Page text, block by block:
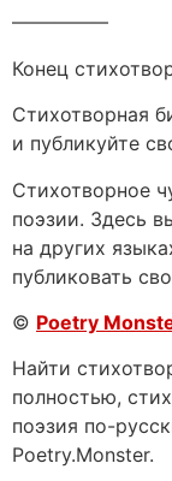
—————
Конец
Стихотворная
и публикуйте
Стихотворное
поэзии. Здесь
на других
публиковать
© Poetry
Найти
полностью,
поэзия по-
Poetry.Monster.